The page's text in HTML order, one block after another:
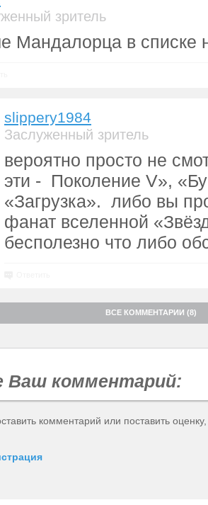
зритель
Мандалорца в списке
slippery1984
Заслуженный зритель
вероятно просто не
эти - Поколение V»,
«Загрузка». либо вы
фанат вселенной
бесполезно что либо
ВСЕ КОММЕНТАРИИ (8)
Ваш комментарий:
комментарий или поставить